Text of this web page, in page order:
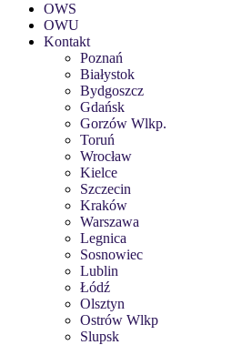
OWS
OWU
Kontakt
Poznań
Białystok
Bydgoszcz
Gdańsk
Gorzów Wlkp.
Toruń
Wrocław
Kielce
Szczecin
Kraków
Warszawa
Legnica
Sosnowiec
Lublin
Łódź
Olsztyn
Ostrów Wlkp
Slupsk